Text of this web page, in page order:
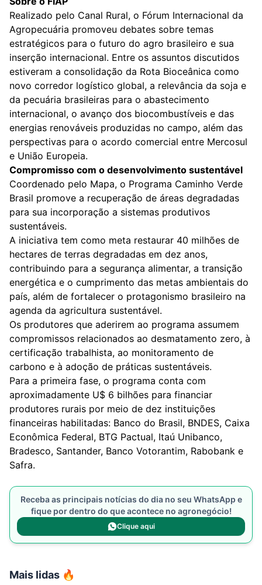
Mais lidas 🔥
Realizado pelo Canal Rural, o Fórum Internacional da
Agropecuária promoveu debates sobre temas
estratégicos para o futuro do agro brasileiro e sua
inserção internacional. Entre os assuntos discutidos
estiveram a consolidação da Rota Bioceânica como
novo corredor logístico global, a relevância da soja e
da pecuária brasileiras para o abastecimento
internacional, o avanço dos biocombustíveis e das
energias renováveis produzidas no campo, além das
perspectivas para o acordo comercial entre Mercosul
e União Europeia.
Compromisso com o desenvolvimento sustentável
Coordenado pelo Mapa, o Programa Caminho Verde
Brasil promove a recuperação de áreas degradadas
para sua incorporação a sistemas produtivos
sustentáveis.
A iniciativa tem como meta restaurar 40 milhões de
hectares de terras degradadas em dez anos,
contribuindo para a segurança alimentar, a transição
energética e o cumprimento das metas ambientais do
país, além de fortalecer o protagonismo brasileiro na
agenda da agricultura sustentável.
Os produtores que aderirem ao programa assumem
compromissos relacionados ao desmatamento zero, à
certificação trabalhista, ao monitoramento de
carbono e à adoção de práticas sustentáveis.
Para a primeira fase, o programa conta com
aproximadamente U$ 6 bilhões para financiar
produtores rurais por meio de dez instituições
financeiras habilitadas: Banco do Brasil, BNDES, Caixa
Econômica Federal, BTG Pactual, Itaú Unibanco,
Bradesco, Santander, Banco Votorantim, Rabobank e
Safra.
Receba as principais notícias do dia no seu WhatsApp e
fique por dentro do que acontece no agronegócio!
Clique aqui